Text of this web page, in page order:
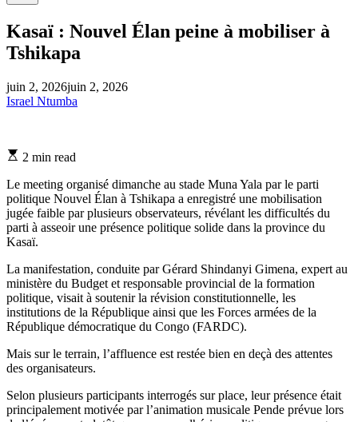
Kasaï : Nouvel Élan peine à mobiliser à
Tshikapa
juin 2, 2026juin 2, 2026
Israel Ntumba
Estimated
time
2 min read
Le meeting organisé dimanche au stade Muna Yala par le parti
politique Nouvel Élan à Tshikapa a enregistré une mobilisation
jugée faible par plusieurs observateurs, révélant les difficultés du
parti à asseoir une présence politique solide dans la province du
Kasaï.
La manifestation, conduite par Gérard Shindanyi Gimena, expert au
ministère du Budget et responsable provincial de la formation
politique, visait à soutenir la révision constitutionnelle, les
institutions de la République ainsi que les Forces armées de la
République démocratique du Congo (FARDC).
Mais sur le terrain, l’affluence est restée bien en deçà des attentes
des organisateurs.
Selon plusieurs participants interrogés sur place, leur présence était
principalement motivée par l’animation musicale Pende prévue lors